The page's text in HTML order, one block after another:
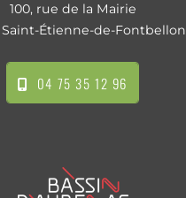
100, rue de la Mairie
Saint-Étienne-de-Fontbellon
04 75 35 12 96